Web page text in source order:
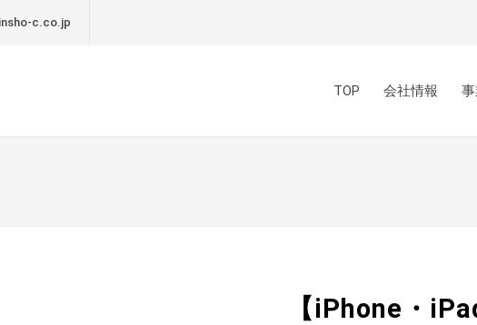
c.co.jp
TOP 会社情報
【iPhone・